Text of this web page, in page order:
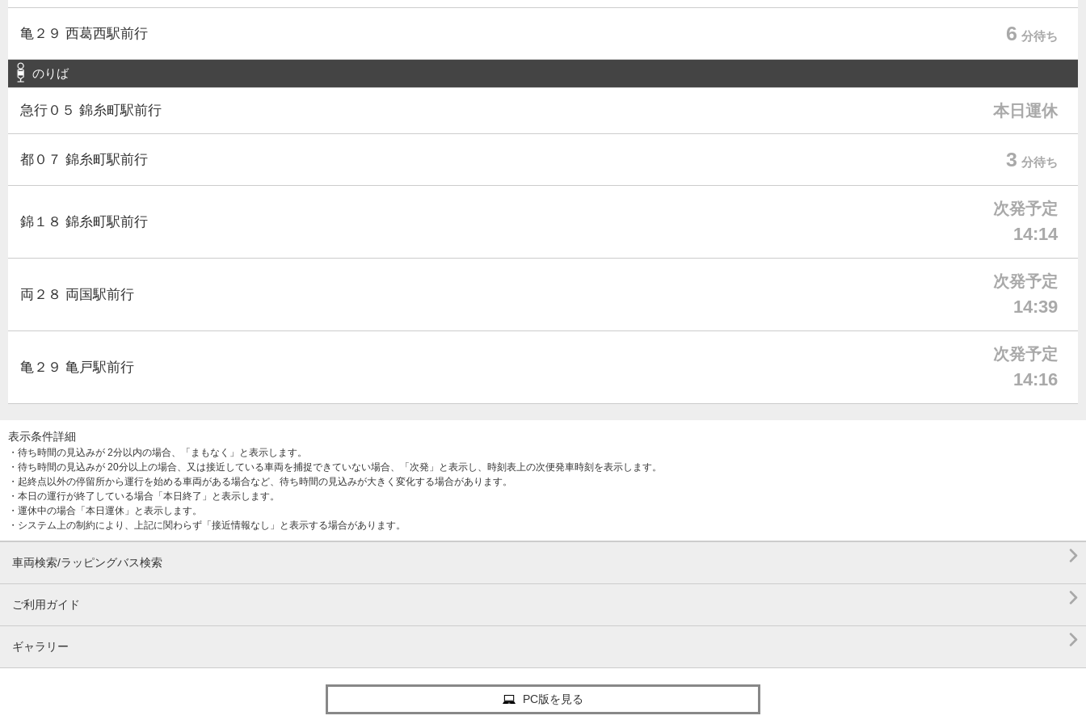
亀２９ 西葛西駅前行 6 分待ち
のりば
急行０５ 錦糸町駅前行 本日運休
都０７ 錦糸町駅前行 3 分待ち
錦１８ 錦糸町駅前行
次発予定
14:14
両２８ 両国駅前行
次発予定
14:39
亀２９ 亀戸駅前行
次発予定
14:16
表示条件詳細
・待ち時間の見込みが 2分以内の場合、「まもなく」と表示します。
・待ち時間の見込みが 20分以上の場合、又は接近している車両を捕捉できていない場合、「次発」と表示し、時刻表上の次便発車時刻を表示します。
・起終点以外の停留所から運行を始める車両がある場合など、待ち時間の見込みが大きく変化する場合があります。
・本日の運行が終了している場合「本日終了」と表示します。
・運休中の場合「本日運休」と表示します。
・システム上の制約により、上記に関わらず「接近情報なし」と表示する場合があります。
車両検索/ラッピングバス検索 
ご利用ガイド 
ギャラリー 
PC版を見る